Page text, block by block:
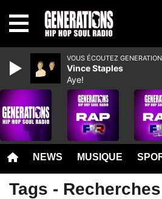
NEWS MUSIQUE
Tags -
VOUS ÉCOUTEZ
Vince Staples
Aye!